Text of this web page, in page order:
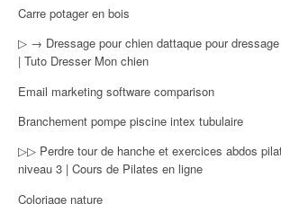
Carre potager en bois
▷ → Dressage pour chien dattaque pour
| Tuto Dresser Mon chien
Email marketing software comparison
Branchement pompe piscine intex tubulaire
▷▷ Perdre tour de hanche et exercices abdos
niveau 3 | Cours de Pilates en ligne
Coloriage nature